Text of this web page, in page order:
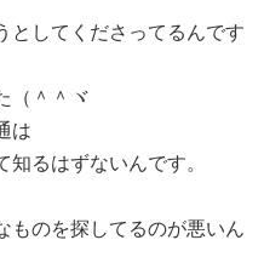
としてくださってるんです
（＾＾ヾ
は
知るはずないんです。
ものを探してるのが悪いん